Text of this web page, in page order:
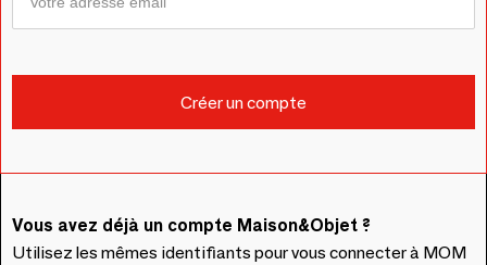
Vous avez déjà un compte Maison&Objet ?
Utilisez les mêmes identifiants pour vous connecter à MOM